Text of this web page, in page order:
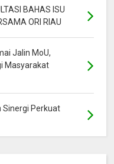
BAHAS ISU
ORI RIAU
Jalin MoU,
Masyarakat
Sinergi Perkuat